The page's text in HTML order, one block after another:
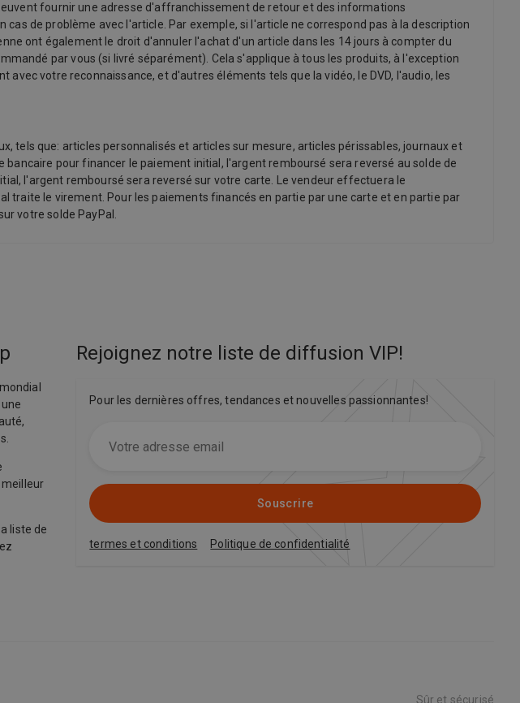
fournir une adresse d'affranchissement de retour et des informations
de problème avec l'article. Par exemple, si l'article ne correspond pas à la description
ont également le droit d'annuler l'achat d'un article dans les 14 jours à compter du
par vous (si livré séparément). Cela s'applique à tous les produits, à l'exception
votre reconnaissance, et d'autres éléments tels que la vidéo, le DVD, l'audio, les
tels que: articles personnalisés et articles sur mesure, articles périssables, journaux et
pour financer le paiement initial, l'argent remboursé sera reversé au solde de
l'argent remboursé sera reversé sur votre carte. Le vendeur effectuera le
traite le virement. Pour les paiements financés en partie par une carte et en partie par
votre solde PayPal.
liste de
Rejoignez notre liste de diffusion VIP!
Pour les dernières offres, tendances et nouvelles passionnantes!
Souscrire
termes et conditions Politique de confidentialité
Sûr et sécurisé